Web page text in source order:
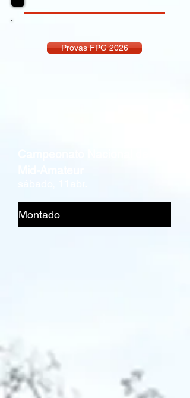
Provas FPG 2026
Montado